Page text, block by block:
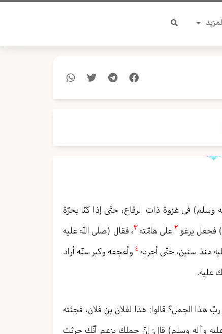
وسلم) في غزوة ذات الرقاع، حتّى إذا كنّا بحرّة
فجعل يرغو على هامّته ٣ ، فقال (صلى الله عليه
منذ سنين، حتّى أجربه
وأعجفه وكبر سنّه أراد
عليه.
الجمل؟ قالوا: هذا لفلان بن فلان، فجئته
وآله وسلم) قال: إنّ جملك يزعم أنّك حرثت